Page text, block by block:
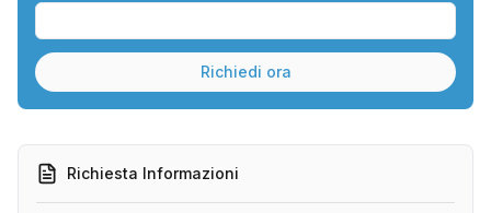
Richiesta Informazioni